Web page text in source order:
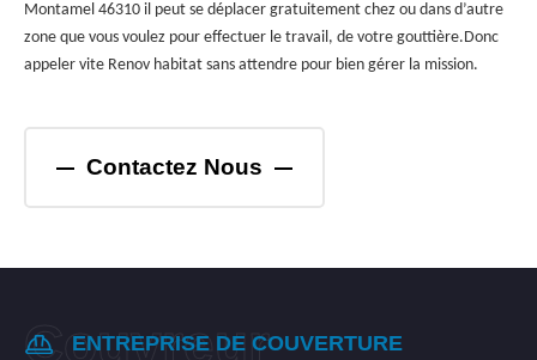
Montamel 46310 il peut se déplacer gratuitement chez ou dans d’autre
zone que vous voulez pour effectuer le travail, de votre gouttière.Donc
appeler vite Renov habitat sans attendre pour bien gérer la mission.
Contactez Nous
ENTREPRISE DE COUVERTURE